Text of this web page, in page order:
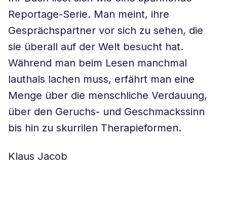
Reportage-Serie. Man meint, ihre
Gesprächspartner vor sich zu sehen, die
sie überall auf der Welt besucht hat.
Während man beim Lesen manchmal
lauthals lachen muss, erfährt man eine
Menge über die menschliche Verdauung,
über den Geruchs- und Geschmackssinn
bis hin zu skurrilen Therapieformen.
Klaus Jacob